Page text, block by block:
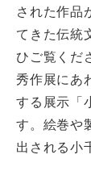
された作品
てきた伝統
ひご覧くだ
秀作展にあ
する展示「
す。絵巻や
出される小